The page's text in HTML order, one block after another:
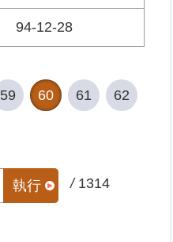
94-12-28
59 60 61 62
執行 / 1314